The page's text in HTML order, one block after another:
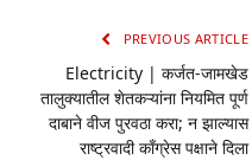
PREVIOUS ARTICLE
Electricity | कर्जत-जामखेड
तालुक्यातील शेतकऱ्यांना नियमित पूर्ण
दाबाने वीज पुरवठा करा; न झाल्यास
राष्ट्रवादी काँग्रेस पक्षाने दिला